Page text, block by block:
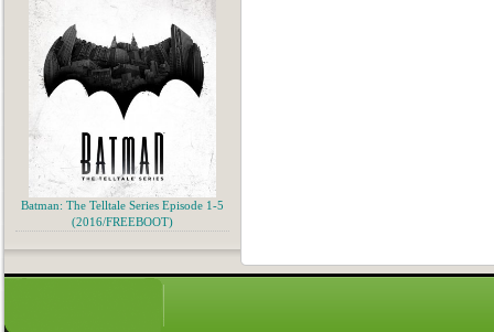
Batman: The Telltale Series Episode 1-5
(2016/FREEBOOT)